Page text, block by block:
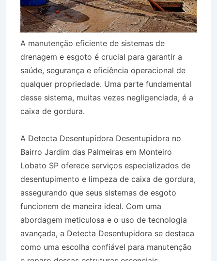
A manutenção eficiente de sistemas de
drenagem e esgoto é crucial para garantir a
saúde, segurança e eficiência operacional de
qualquer propriedade. Uma parte fundamental
desse sistema, muitas vezes negligenciada, é a
caixa de gordura.
A Detecta Desentupidora Desentupidora no
Bairro Jardim das Palmeiras em Monteiro
Lobato SP oferece serviços especializados de
desentupimento e limpeza de caixa de gordura,
assegurando que seus sistemas de esgoto
funcionem de maneira ideal. Com uma
abordagem meticulosa e o uso de tecnologia
avançada, a Detecta Desentupidora se destaca
como uma escolha confiável para manutenção